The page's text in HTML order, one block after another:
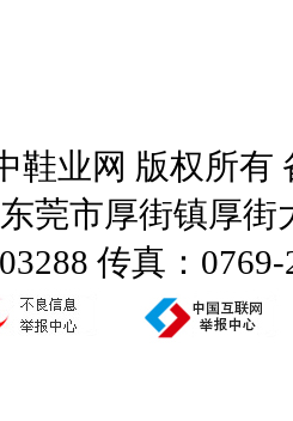
鞋业网 版权所有
莞市厚街镇厚
传真：0769-